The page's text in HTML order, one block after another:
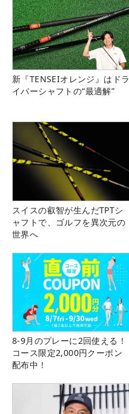
新『TENSEIオレンジ』はドラ
イバーシャフトの“最適解”
スイスの叡智が生んだTPTシ
ャフトで、ゴルフを異次元の
世界へ
8-9月のプレーに2回使える！
コース限定2,000円クーポン
配布中！